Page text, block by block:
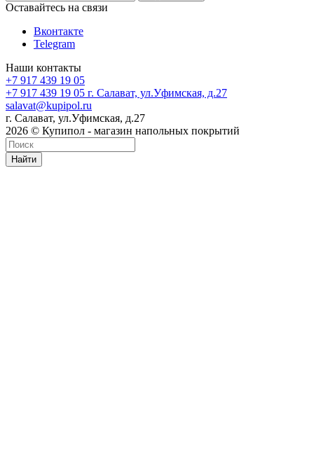
Оставайтесь на связи
Вконтакте
Telegram
Наши контакты
+7 917 439 19 05
+7 917 439 19 05 г. Салават, ул.Уфимская, д.27
salavat@kupipol.ru
г. Салават, ул.Уфимская, д.27
2026 © Купипол - магазин напольных покрытий
Найти